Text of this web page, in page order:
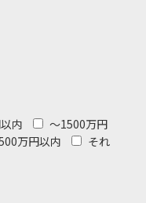
内
～1500万円
万円以内
それ